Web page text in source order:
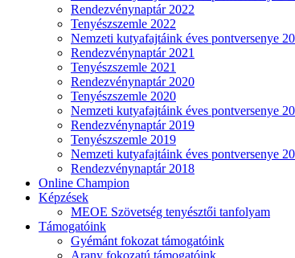
Rendezvénynaptár 2022
Tenyészszemle 2022
Nemzeti kutyafajtáink éves pontversenye
Rendezvénynaptár 2021
Tenyészszemle 2021
Rendezvénynaptár 2020
Tenyészszemle 2020
Nemzeti kutyafajtáink éves pontversenye
Rendezvénynaptár 2019
Tenyészszemle 2019
Nemzeti kutyafajtáink éves pontversenye
Rendezvénynaptár 2018
Online Champion
Képzések
MEOE Szövetség tenyésztői tanfolyam
Támogatóink
Gyémánt fokozat támogatóink
Arany fokozatú támogatóink